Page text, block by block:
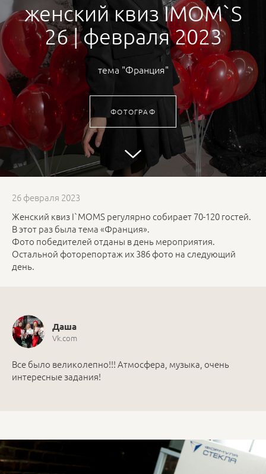
женский квиз IMOM`S
26 | февраля 2023
тема "Франция"
ФОТОГРАФ
26 февраля 2023
Женский квиз I`MOMS регулярно собирает 70-120 гостей.
В этот раз была тема «Франция».
Фото победителей отданы в день мероприятия.
Остальной фоторепортаж их 386 фото на следующий
день.
Даша
Vk.com
Все было великолепно!!! Атмосфера, музыка, очень
интересные задания!